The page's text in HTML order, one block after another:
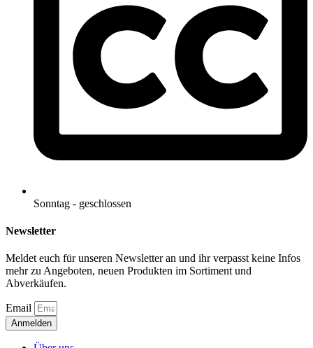
Sonntag - geschlossen
Newsletter
Meldet euch für unseren Newsletter an und ihr verpasst keine Infos
mehr zu Angeboten, neuen Produkten im Sortiment und
Abverkäufen.
Email
Anmelden